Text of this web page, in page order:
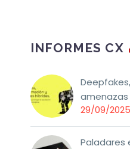
INFORMES CX
amenazas
29/09/2025
Paladares